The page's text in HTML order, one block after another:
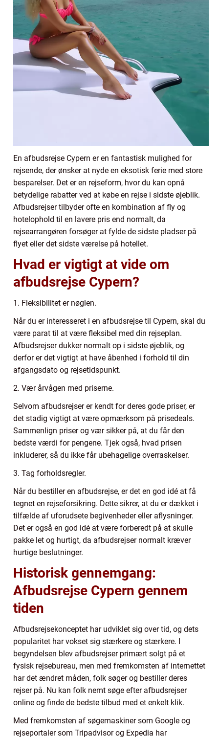
En afbudsrejse Cypern er en fantastisk mulighed for
rejsende, der ønsker at nyde en eksotisk ferie med store
besparelser. Det er en rejseform, hvor du kan opnå
betydelige rabatter ved at købe en rejse i sidste øjeblik.
Afbudsrejser tilbyder ofte en kombination af fly og
hotelophold til en lavere pris end normalt, da
rejsearrangøren forsøger at fylde de sidste pladser på
flyet eller det sidste værelse på hotellet.
Hvad er vigtigt at vide om
afbudsrejse Cypern?
1. Fleksibilitet er nøglen.
Når du er interesseret i en afbudsrejse til Cypern, skal du
være parat til at være fleksibel med din rejseplan.
Afbudsrejser dukker normalt op i sidste øjeblik, og
derfor er det vigtigt at have åbenhed i forhold til din
afgangsdato og rejsetidspunkt.
2. Vær årvågen med priserne.
Selvom afbudsrejser er kendt for deres gode priser, er
det stadig vigtigt at være opmærksom på prisedeals.
Sammenlign priser og vær sikker på, at du får den
bedste værdi for pengene. Tjek også, hvad prisen
inkluderer, så du ikke får ubehagelige overraskelser.
3. Tag forholdsregler.
Når du bestiller en afbudsrejse, er det en god idé at få
tegnet en rejseforsikring. Dette sikrer, at du er dækket i
tilfælde af uforudsete begivenheder eller aflysninger.
Det er også en god idé at være forberedt på at skulle
pakke let og hurtigt, da afbudsrejser normalt kræver
hurtige beslutninger.
Historisk gennemgang:
Afbudsrejse Cypern gennem
tiden
Afbudsrejsekonceptet har udviklet sig over tid, og dets
popularitet har vokset sig stærkere og stærkere. I
begyndelsen blev afbudsrejser primært solgt på et
fysisk rejsebureau, men med fremkomsten af internettet
har det ændret måden, folk søger og bestiller deres
rejser på. Nu kan folk nemt søge efter afbudsrejser
online og finde de bedste tilbud med et enkelt klik.
Med fremkomsten af søgemaskiner som Google og
rejseportaler som Tripadvisor og Expedia har